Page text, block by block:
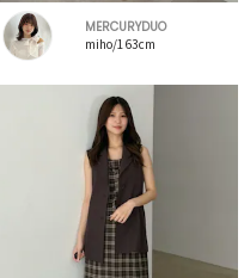
MERCURYDUO
miho/163cm